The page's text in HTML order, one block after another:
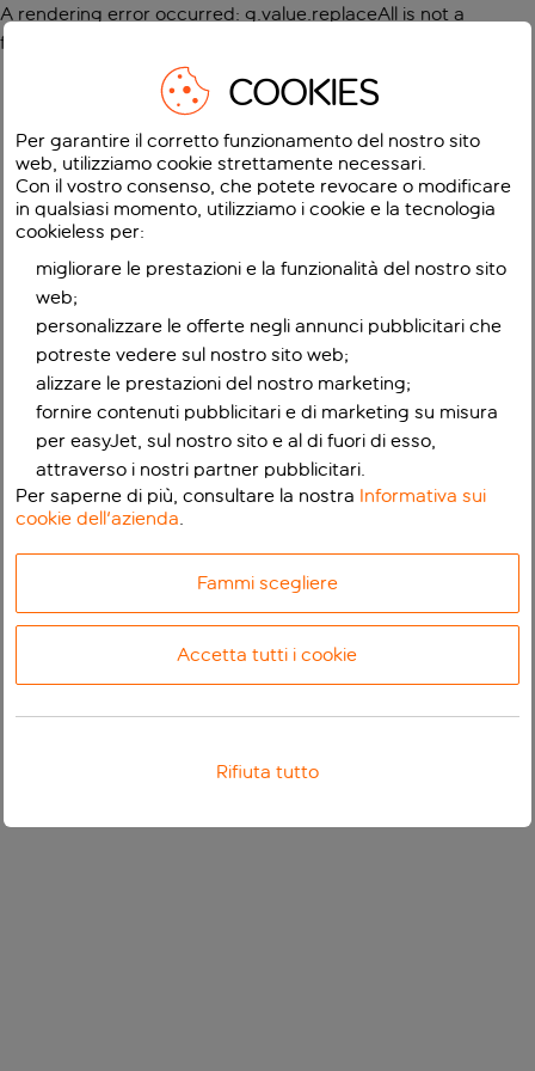
A rendering error occurred: g.value.replaceAll is not a
function
COOKIES
Per garantire il corretto funzionamento del nostro sito
web, utilizziamo cookie strettamente necessari.
Con il vostro consenso, che potete revocare o modificare
in qualsiasi momento, utilizziamo i cookie e la tecnologia
cookieless per:
migliorare le prestazioni e la funzionalità del nostro sito
web;
personalizzare le offerte negli annunci pubblicitari che
potreste vedere sul nostro sito web;
alizzare le prestazioni del nostro marketing;
fornire contenuti pubblicitari e di marketing su misura
per easyJet, sul nostro sito e al di fuori di esso,
attraverso i nostri partner pubblicitari.
Per saperne di più, consultare la nostra Informativa sui
cookie dell'azienda.
Fammi scegliere
Accetta tutti i cookie
Rifiuta tutto